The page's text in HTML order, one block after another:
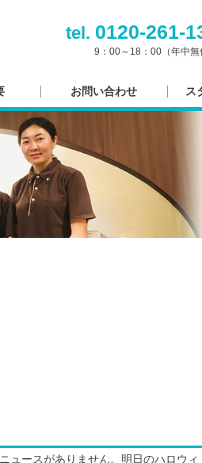
tel. 0120-261-
9：00～18：00（年中無
お問い合わせ ス
ュースがありません。明日のハロウィ